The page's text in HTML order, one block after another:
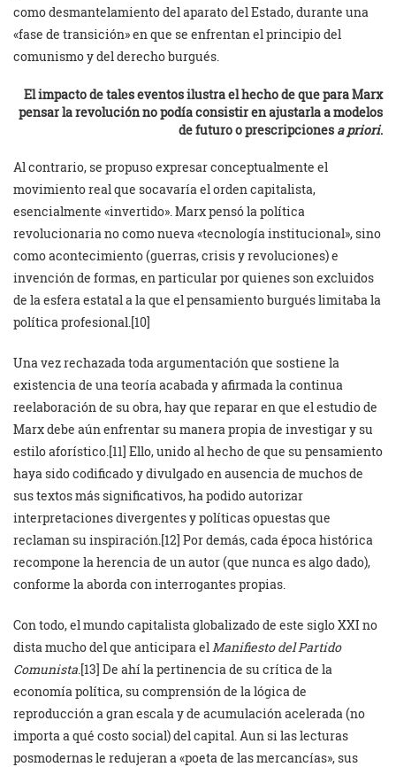
como desmantelamiento del aparato del Estado, durante una
«fase de transición» en que se enfrentan el principio del
comunismo y del derecho burgués.
El impacto de tales eventos ilustra el hecho de que para Marx
pensar la revolución no podía consistir en ajustarla a modelos
de futuro o prescripciones a priori.
Al contrario, se propuso expresar conceptualmente el
movimiento real que socavaría el orden capitalista,
esencialmente «invertido». Marx pensó la política
revolucionaria no como nueva «tecnología institucional», sino
como acontecimiento (guerras, crisis y revoluciones) e
invención de formas, en particular por quienes son excluidos
de la esfera estatal a la que el pensamiento burgués limitaba la
política profesional.[10]
Una vez rechazada toda argumentación que sostiene la
existencia de una teoría acabada y afirmada la continua
reelaboración de su obra, hay que reparar en que el estudio de
Marx debe aún enfrentar su manera propia de investigar y su
estilo aforístico.[11] Ello, unido al hecho de que su pensamiento
haya sido codificado y divulgado en ausencia de muchos de
sus textos más significativos, ha podido autorizar
interpretaciones divergentes y políticas opuestas que
reclaman su inspiración.[12] Por demás, cada época histórica
recompone la herencia de un autor (que nunca es algo dado),
conforme la aborda con interrogantes propias.
Con todo, el mundo capitalista globalizado de este siglo XXI no
dista mucho del que anticipara elManifiesto del Partido
Comunista.[13] De ahí la pertinencia de su crítica de la
economía política, su comprensión de la lógica de
reproducción a gran escala y de acumulación acelerada (no
importa a qué costo social) del capital. Aun si las lecturas
posmodernas le redujeran a «poeta de las mercancías», sus